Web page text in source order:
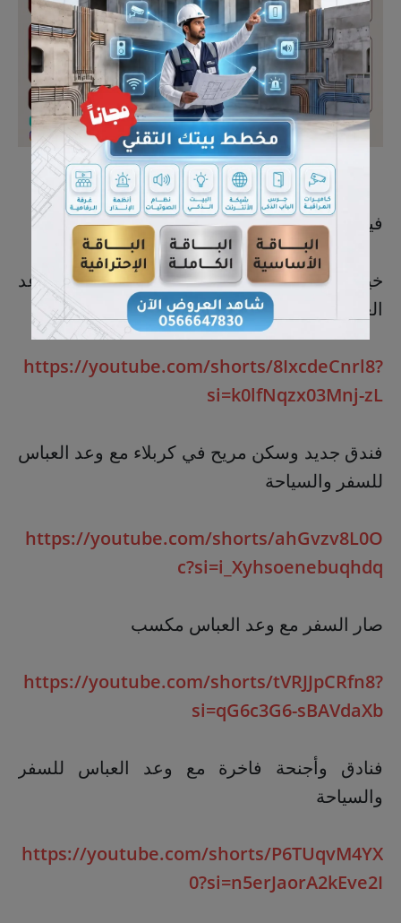
فيديو :
خيارات السكن المريح والإقامة الهادئة مع وعد
العباس للسفر والسياحة
https://youtube.com/shorts/8IxcdeCnrl8?
si=k0lfNqzx03Mnj-zL
فندق جديد وسكن مريح في كربلاء مع وعد العباس
للسفر والسياحة
https://youtube.com/shorts/ahGvzv8L0O
c?si=i_Xyhsoenebuqhdq
صار السفر مع وعد العباس مكسب
https://youtube.com/shorts/tVRJJpCRfn8?
si=qG6c3G6-sBAVdaXb
فنادق وأجنحة فاخرة مع وعد العباس للسفر
والسياحة
https://youtube.com/shorts/P6TUqvM4YX
0?si=n5erJaorA2kEve2I